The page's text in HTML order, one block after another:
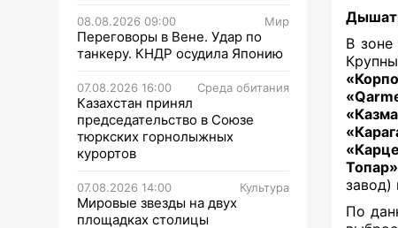
08.08.2026 09:00 Мир
Переговоры в Вене. Удар по
танкеру. КНДР осудила Японию
07.08.2026 16:00 Среда обитания
Казахстан принял
председательство в Союзе
тюркских горнолыжных
курортов
07.08.2026 14:00 Культура
Мировые звезды на двух
площадках столицы
В зоне
Топар»
завод)
По